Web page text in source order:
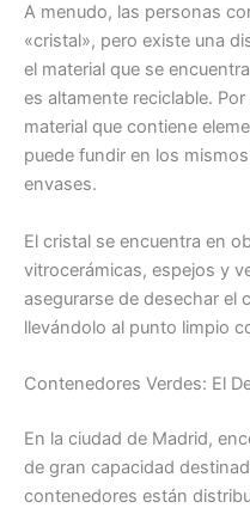
A menudo, las personas
«cristal», pero existe una
el material que se
es altamente reciclable.
material que contiene
puede fundir en los
envases.
El cristal se encuentra en
vitrocerámicas, espejos y
asegurarse de desechar el
llevándolo al punto limpio
Contenedores Verdes: El
En la ciudad de Madrid,
de gran capacidad
contenedores están